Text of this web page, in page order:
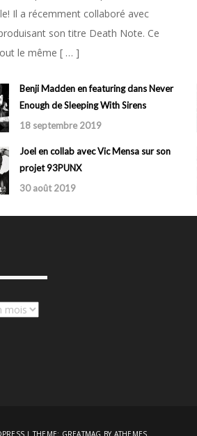
Il a récemment collaboré avec
son titre Death Note. Ce
le même [ … ]
Benji Madden en featuring dans Never
Enough de Sleeping With Sirens
18 septembre 2019
Joel en collab avec Vic Mensa sur son
projet 93PUNX
30 août 2019
|THEME: GREATMAG BY ATHEMES.